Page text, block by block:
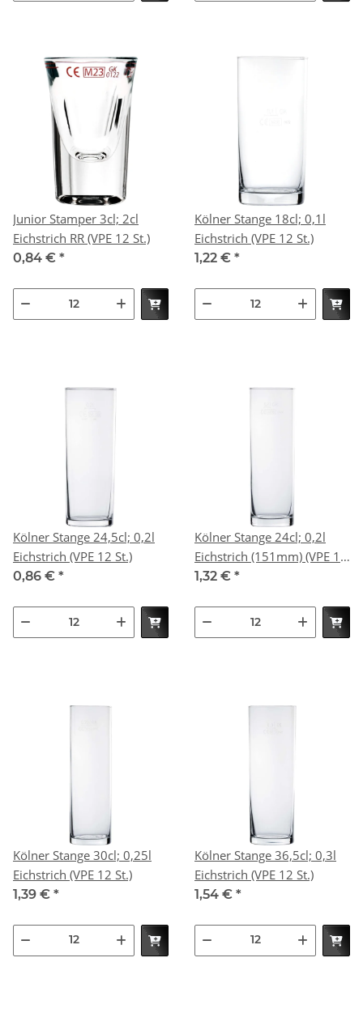
Junior Stamper 3cl; 2cl
Eichstrich RR (VPE 12 St.)
0,84 € *
Kölner Stange 18cl; 0,1l
Eichstrich (VPE 12 St.)
1,22 € *
Kölner Stange 24,5cl; 0,2l
Eichstrich (VPE 12 St.)
0,86 € *
Kölner Stange 24cl; 0,2l
Eichstrich (151mm) (VPE 12
St.)
1,32 € *
Kölner Stange 30cl; 0,25l
Eichstrich (VPE 12 St.)
1,39 € *
Kölner Stange 36,5cl; 0,3l
Eichstrich (VPE 12 St.)
1,54 € *